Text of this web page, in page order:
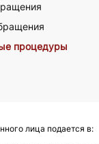
лица подается в:
процедуры